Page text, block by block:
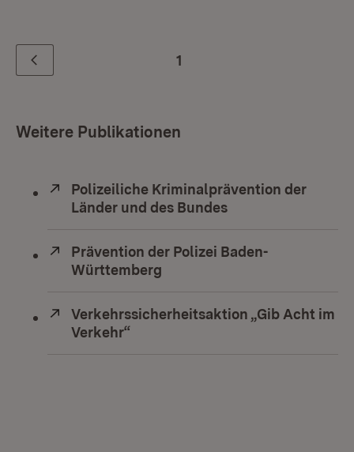
Zurück 1
Weitere Publikationen
Extern:
Polizeiliche Kriminalprävention der
Länder und des Bundes
Extern:
Prävention der Polizei Baden-
Württemberg
Extern:
Verkehrssicherheitsaktion „Gib Acht im
Verkehr“